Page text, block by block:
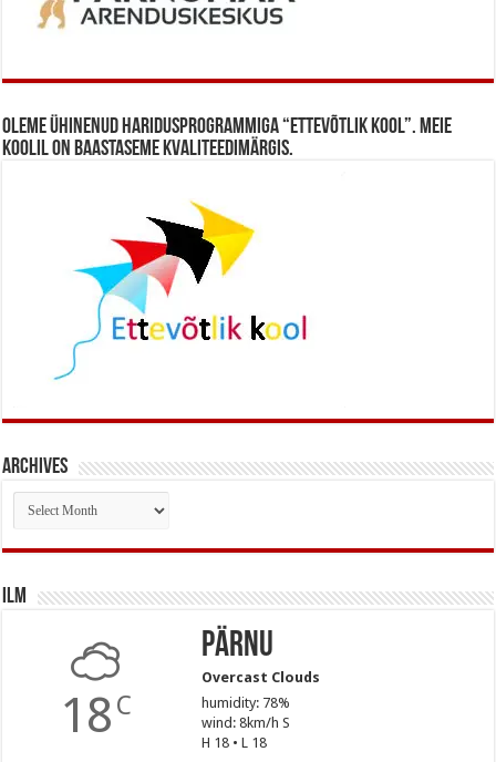
Oleme ühinenud haridusprogrammiga “Ettevõtlik Kool”. Meie
koolil on baastaseme kvaliteedimärgis.
Archives
Archives
Ilm
18 C
Pärnu
Overcast Clouds
humidity: 78%
wind: 8km/h S
H 18 • L 18